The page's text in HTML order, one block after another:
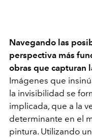
Navegando las
perspectiva más
obras que capturan
Imágenes que
la invisibilidad se
implicada, que a la
determinante en el
pintura. Utilizando